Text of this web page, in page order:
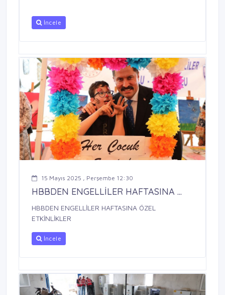
İncele
15 Mayıs 2025 , Perşembe 12:30
HBBDEN ENGELLİLER HAFTASINA ...
HBBDEN ENGELLİLER HAFTASINA ÖZEL
ETKİNLİKLER
İncele